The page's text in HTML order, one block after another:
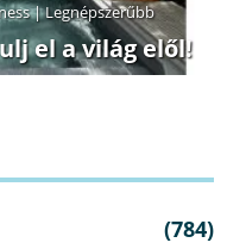
|Legnépszerűbb
el a világ elől!
(784)